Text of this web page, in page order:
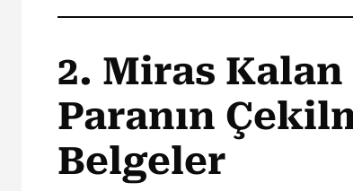
2. Miras
Paranın
Belgeler